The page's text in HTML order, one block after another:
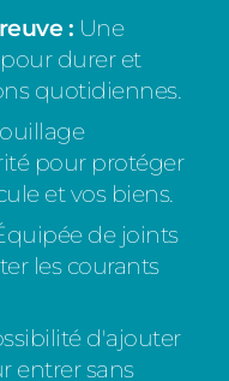
: Une
durer et
quotidiennes.
pour protéger
et vos biens.
de joints
les courants
d'ajouter
entrer sans